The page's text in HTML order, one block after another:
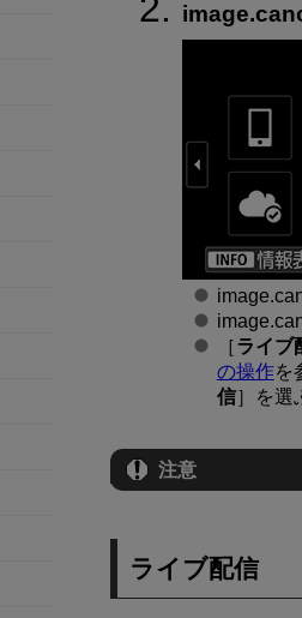
［ライブ
の操作を
信］を選
注意
ライブ配信